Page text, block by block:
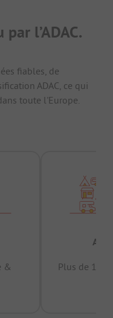
l’ADAC.
fiables, de
ADAC, ce qui
toute l'Europe.
&
Plus de 15